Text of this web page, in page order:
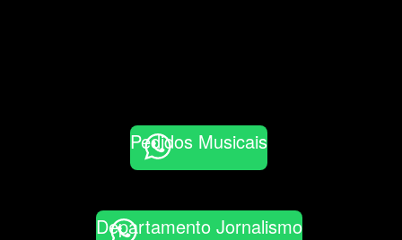
Pedidos Musicais
Departamento Jornalismo